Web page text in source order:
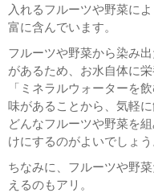
入れるフルーツや野菜に
富に含んでいます。
フルーツや野菜から染み
があるため、お水自体に
「ミネラルウォーターを
味があることから、気軽に
どんなフルーツや野菜を
けにするのがよいでしょう
ちなみに、フルーツや野
えるのもアリ。